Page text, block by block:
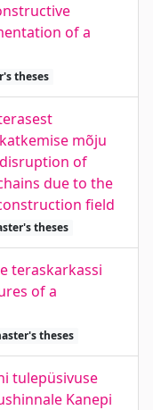
of a
theses
mõju
of
due to the
field
theses
teraskarkassi
of a
theses
tulepüsivuse
Kanepi